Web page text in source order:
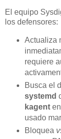
El equipo
los defensores:
Actualiza
requiere
Busca el
systemd
kagenten
usado
Bloquea